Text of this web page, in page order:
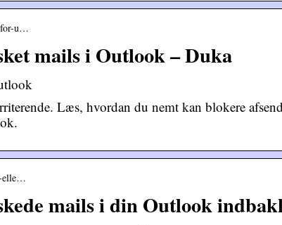
for-u…
mails i Outlook – Duka
Læs, hvordan du nemt kan blokere
elle…
mails i din Outlook